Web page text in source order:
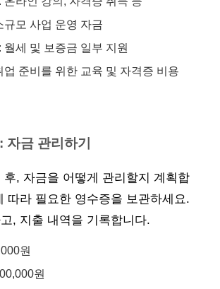
규모 사업 운영 자금
월세 및 보증금 일부 지원
업 준비를 위한 교육 및 자격증 비용
자금 관리하기
후, 자금을 어떻게 관리할지 계획합
따라 필요한 영수증을 보관하세요.
, 지출 내역을 기록합니다.
원
원